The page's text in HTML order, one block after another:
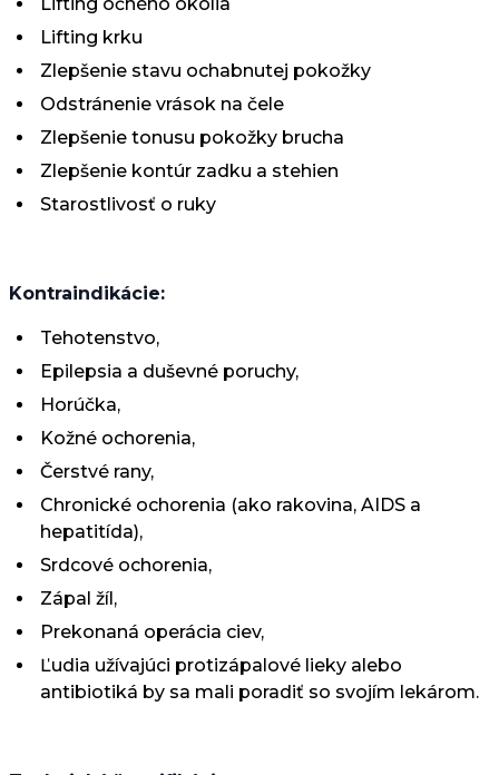
Lifting krku
Zlepšenie stavu ochabnutej pokožky
Odstránenie vrások na čele
Zlepšenie tonusu pokožky brucha
Zlepšenie kontúr zadku a stehien
Starostlivosť o ruky
Kontraindikácie:
Tehotenstvo,
Epilepsia a duševné poruchy,
Horúčka,
Kožné ochorenia,
Čerstvé rany,
Chronické ochorenia (ako rakovina, AIDS a
hepatitída),
Srdcové ochorenia,
Zápal žíl,
Prekonaná operácia ciev,
Ľudia užívajúci protizápalové lieky alebo
antibiotiká by sa mali poradiť so svojím lekárom.